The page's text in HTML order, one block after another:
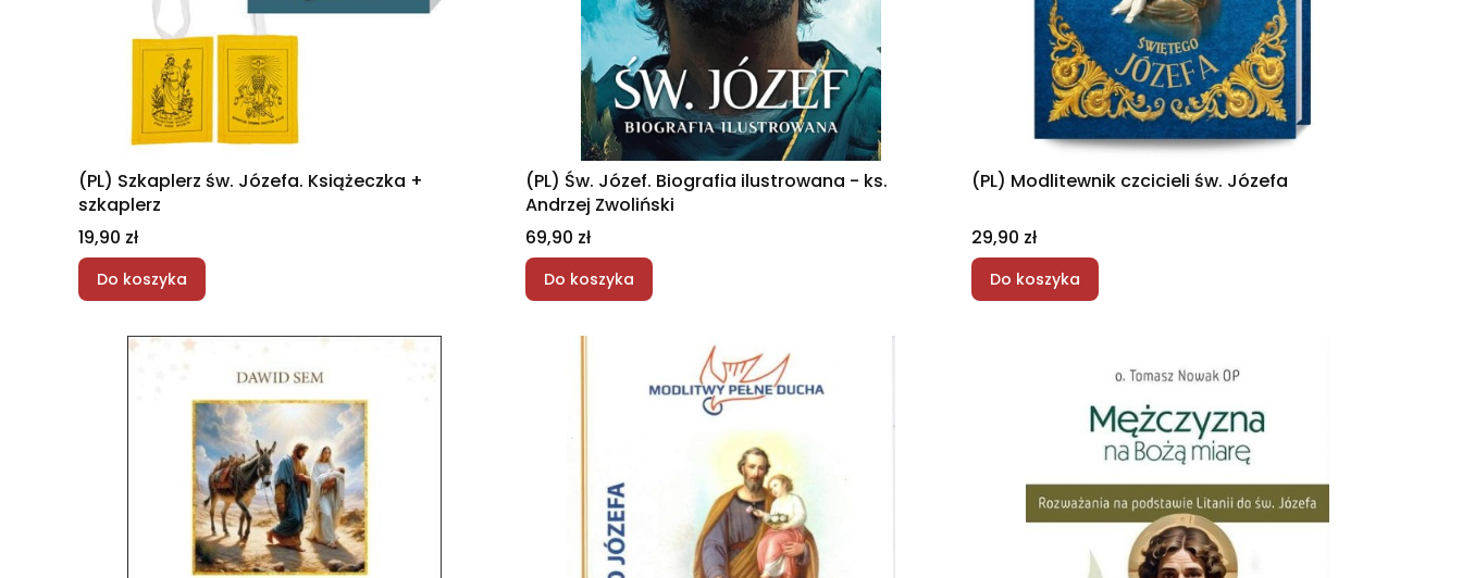
(PL) Szkaplerz św. Józefa. Książeczka +
szkaplerz
Cena
19,90 zł
Do koszyka
(PL) Św. Józef. Biografia ilustrowana - ks.
Andrzej Zwoliński
Cena
69,90 zł
Do koszyka
(PL) Modlitewnik czcicieli św. Józefa
Cena
29,90 zł
Do koszyka